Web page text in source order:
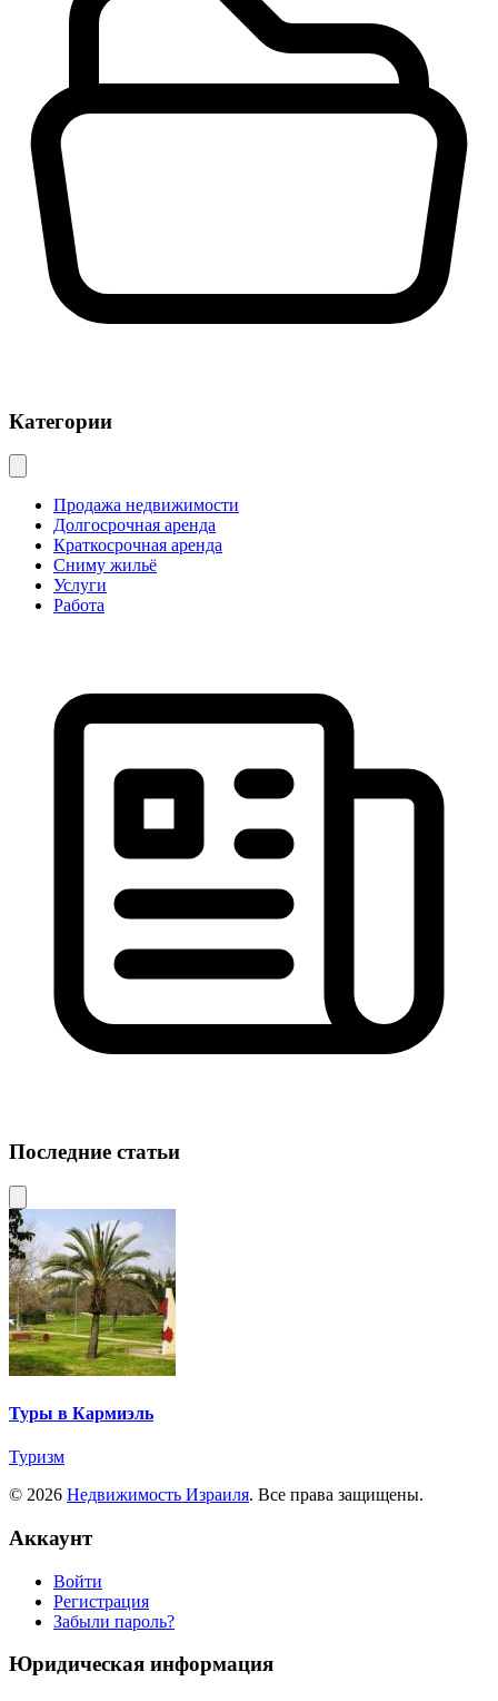
Категории
Продажа недвижимости
Долгосрочная аренда
Краткосрочная аренда
Сниму жильё
Услуги
Работа
Последние статьи
Туры в Кармиэль
Туризм
© 2026 Недвижимость Израиля. Все права защищены.
Аккаунт
Войти
Регистрация
Забыли пароль?
Юридическая информация